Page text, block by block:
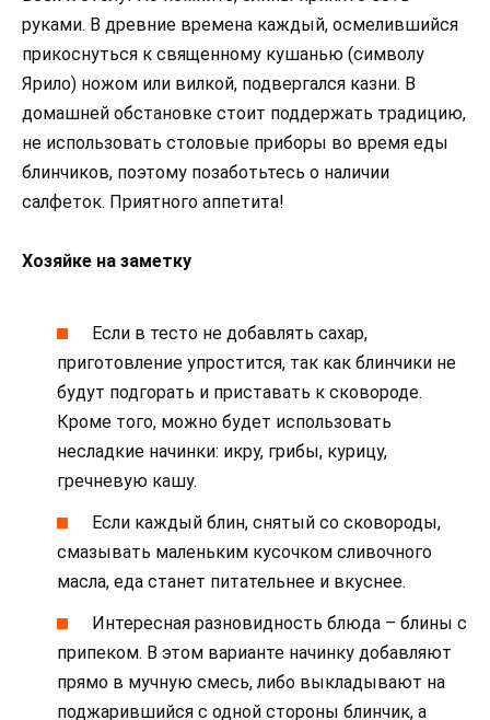
руками. В древние времена каждый, осмелившийся
прикоснуться к священному кушанью (символу
Ярило) ножом или вилкой, подвергался казни. В
домашней обстановке стоит поддержать традицию,
не использовать столовые приборы во время еды
блинчиков, поэтому позаботьтесь о наличии
салфеток. Приятного аппетита!
Хозяйке на заметку
Если в тесто не добавлять сахар,
приготовление упростится, так как блинчики не
будут подгорать и приставать к сковороде.
Кроме того, можно будет использовать
несладкие начинки: икру, грибы, курицу,
гречневую кашу.
Если каждый блин, снятый со сковороды,
смазывать маленьким кусочком сливочного
масла, еда станет питательнее и вкуснее.
Интересная разновидность блюда – блины с
припеком. В этом варианте начинку добавляют
прямо в мучную смесь, либо выкладывают на
поджарившийся с одной стороны блинчик, а